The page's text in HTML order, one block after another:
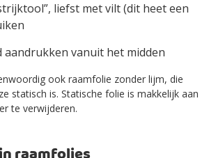
liefst met vilt (dit heet een
aandrukken vanuit het midden
ook raamfolie zonder lijm, die
statisch is. Statische folie is makkelijk aan
te verwijderen.